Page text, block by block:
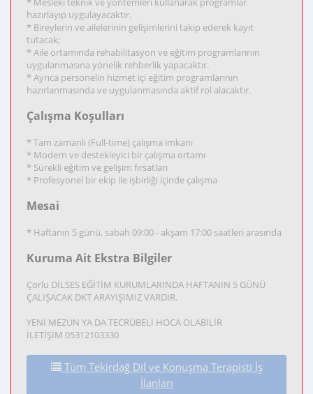
hazırlayıp uygulayacaktır.
* Bireylerin ve ailelerinin gelişimlerini takip ederek kayıt
tutacak;
* Aile ortamında rehabilitasyon ve eğitim programlarının
uygulanmasına yönelik rehberlik yapacaktır.
* Ayrıca personelin hizmet içi eğitim programlarının
hazırlanmasında ve uygulanmasında aktif rol alacaktır.
Çalışma Koşulları
* Tam zamanlı (Full-time) çalışma imkanı
* Modern ve destekleyici bir çalışma ortamı
* Sürekli eğitim ve gelişim fırsatları
* Profesyonel bir ekip ile işbirliği içinde çalışma
Mesai
* Haftanın 5 günü, sabah 09:00 - akşam 17:00 saatleri arasında
Kuruma Ait Ekstra Bilgiler
Çorlu DİLSES EĞİTİM KURUMLARINDA HAFTANIN 5 GÜNÜ
ÇALIŞACAK DKT ARAYIŞIMIZ VARDIR.
YENİ MEZUN YA DA TECRÜBELİ HOCA OLABİLİR
İLETİŞİM 05312103330
Tüm Tekirdağ Dil ve Konuşma Terapisti İş
İlanları